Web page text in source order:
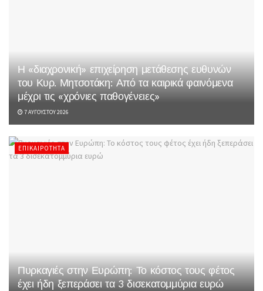
Η «διαχρονική» επιχείρηση μετάθεσης ευθυνών
του Κυρ. Μητσοτάκη: Από τα καιρικά φαινόμενα
μέχρι τις «χρόνιες παθογένειες»
7 ΑΥΓΟΎΣΤΟΥ 2026
ΕΠΙΚΑΙΡΌΤΗΤΑ
Πυρκαγιές στην Ευρώπη: Το κόστος τους φέτος
έχει ήδη ξεπεράσει τα 3 δισεκατομμύρια ευρώ